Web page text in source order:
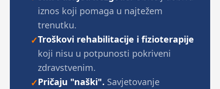
iznos koji pomaga u najtežem
trenutku.
✓Troškovi rehabilitacije i fizioterapije
koji nisu u potpunosti pokriveni
zdravstvenim.
✓Pričaju "naški". Savjetovanje